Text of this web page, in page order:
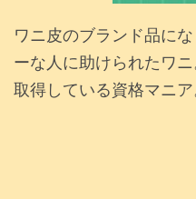
ワニ皮のブランド品に
ーな人に助けられたワ
取得している資格マニア